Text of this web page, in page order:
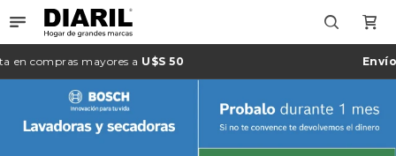

compras mayores aU$S 50 Envío